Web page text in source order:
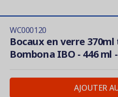
WC000120
Bocaux en verre
Bombona IBO - 446 ml
AJOUTER